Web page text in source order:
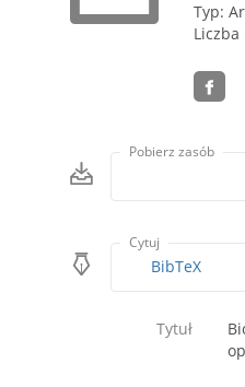
Typ:
Pobierz zasób
Cytuj
BibTeX
Tytuł